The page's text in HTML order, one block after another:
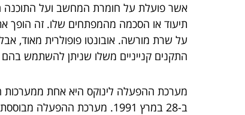
אשר פועלת על חומרת המחשב ועל התוכנה
תיעוד או הסכמה מהמפתחים שלו. זה הופך
על שרת מורשה. אובונטו פופולרית מאוד,
התקנים קנייניים משלו שניתן להשתמש